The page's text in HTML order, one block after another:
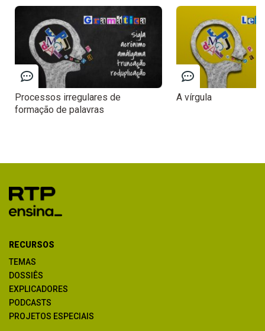
Processos irregulares de
formação de palavras
A vírgula
RECURSOS
TEMAS
DOSSIÊS
EXPLICADORES
PODCASTS
PROJETOS ESPECIAIS